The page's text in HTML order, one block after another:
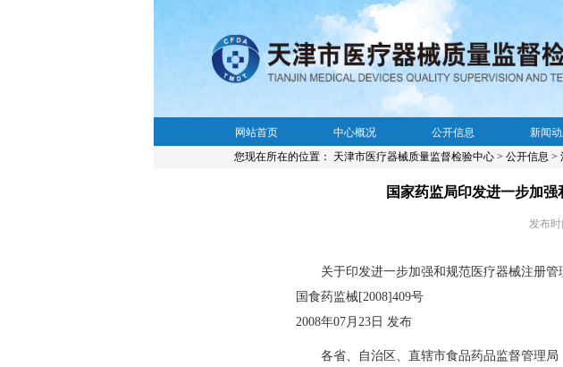
网站首页 中心概况 公开信息 新闻
您现在所在的位置： 天津市医疗器械质量监督检验中心 > 公开信息 >
国家药监局印发进一步加
发布时
关于印发进一步加强和规范医疗器械注册管
国食药监械[2008]409号
2008年07月23日 发布
各省、自治区、直辖市食品药品监督管理